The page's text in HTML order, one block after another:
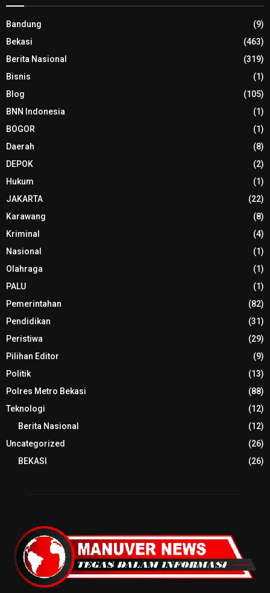
Bandung
(9)
Bekasi
(463)
Berita Nasional
(319)
Bisnis
(1)
Blog
(105)
BNN Indonesia
(1)
BOGOR
(1)
Daerah
(8)
DEPOK
(2)
Hukum
(1)
JAKARTA
(22)
Karawang
(8)
Kriminal
(4)
Nasional
(1)
Olahraga
(1)
PALU
(1)
Pemerintahan
(82)
Pendidikan
(31)
Peristiwa
(29)
Pilihan Editor
(9)
Politik
(13)
Polres Metro Bekasi
(88)
Teknologi
(12)
Berita Nasional
(12)
Uncategorized
(26)
BEKASI
(26)